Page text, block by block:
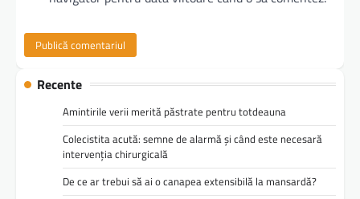
Recente
Amintirile verii merită păstrate pentru totdeauna
Colecistita acută: semne de alarmă și când este necesară
intervenția chirurgicală
De ce ar trebui să ai o canapea extensibilă la mansardă?